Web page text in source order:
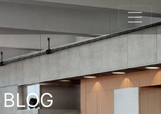
BLOG